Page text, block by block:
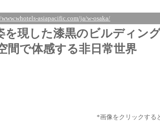
asiapacific.com/ja/w-osaka/
を現した漆黒のビルディン
間で体感する非日常世界
*画像をクリックする